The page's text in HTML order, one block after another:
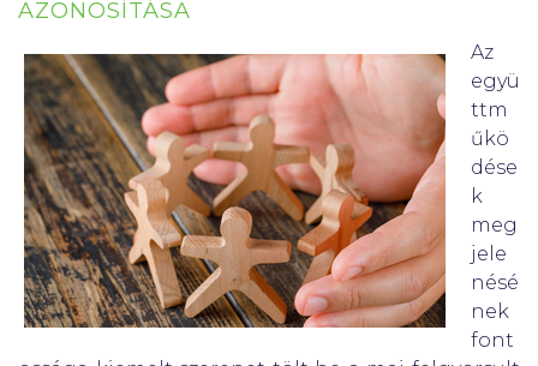
AZONOSÍTÁSA
Az
együ
ttm
űkö
dése
k
meg
jele
nésé
nek
font